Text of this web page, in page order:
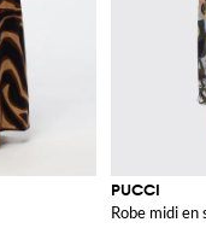
PUCCI
Robe midi en